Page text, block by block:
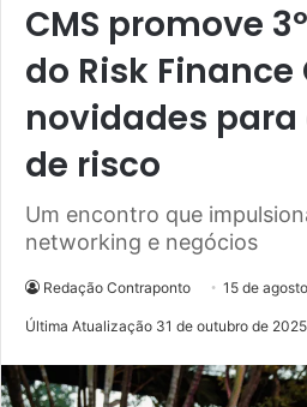
CMS promove
do Risk
novidades
de risco
Um encontro que
networking e negócios
Redação Contraponto 15 de
Última Atualização 31 de outubro de 2025